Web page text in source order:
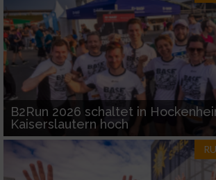
B2Run 2026 schaltet in
Kaiserslautern hoch